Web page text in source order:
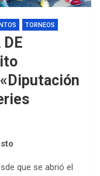
TORNEOS
que se abrió el